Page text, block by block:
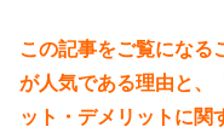
この記事をご覧になる
が人気である理由と、
ット・デメリットに関